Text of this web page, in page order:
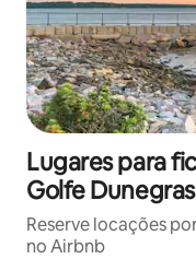
Lugares para
Golfe
Reserve locações
no Airbnb